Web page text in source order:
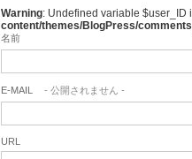
Warning : Undefined variable $user_ID
content/themes/BlogPress/
名前
E-MAIL - 公開されません -
URL